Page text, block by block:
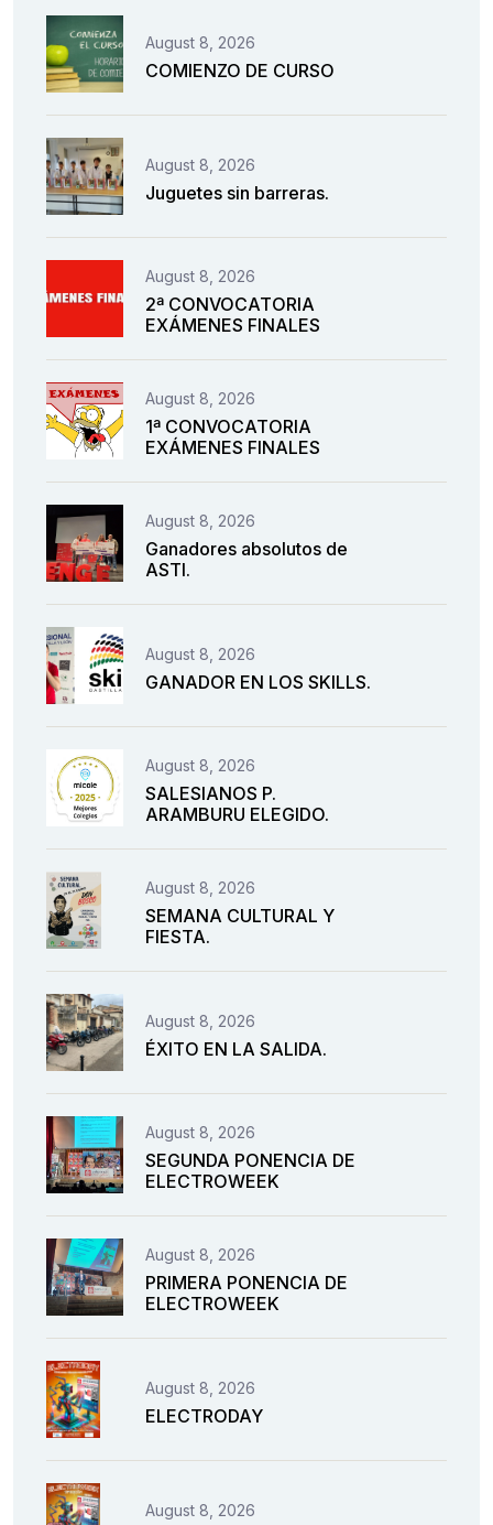
August 8, 2026
COMIENZO DE CURSO
August 8, 2026
Juguetes sin barreras.
August 8, 2026
2ª CONVOCATORIA
EXÁMENES FINALES
August 8, 2026
1ª CONVOCATORIA
EXÁMENES FINALES
August 8, 2026
Ganadores absolutos de
ASTI.
August 8, 2026
GANADOR EN LOS SKILLS.
August 8, 2026
SALESIANOS P.
ARAMBURU ELEGIDO.
August 8, 2026
SEMANA CULTURAL Y
FIESTA.
August 8, 2026
ÉXITO EN LA SALIDA.
August 8, 2026
SEGUNDA PONENCIA DE
ELECTROWEEK
August 8, 2026
PRIMERA PONENCIA DE
ELECTROWEEK
August 8, 2026
ELECTRODAY
August 8, 2026